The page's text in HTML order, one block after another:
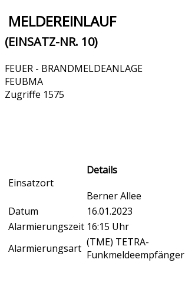
MELDEREINLAUF
(EINSATZ-NR. 10)
FEUER - BRANDMELDEANLAGE
FEUBMA
Zugriffe 1575
Einsatzort
Details
Berner Allee
Datum
16.01.2023
Alarmierungszeit 16:15 Uhr
Alarmierungsart (TME) TETRA-
Funkmeldeempfänger